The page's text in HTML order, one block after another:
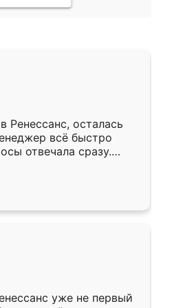
Ренессанс, осталась
всё быстро
отвечала сразу.
субботу, подошёл к
Собрали
аккуратно, даже
уже не первый